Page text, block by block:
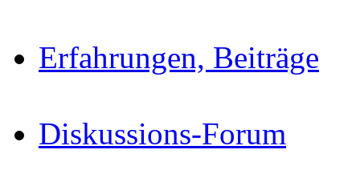
Erfahrungen, Beiträge
Diskussions-Forum